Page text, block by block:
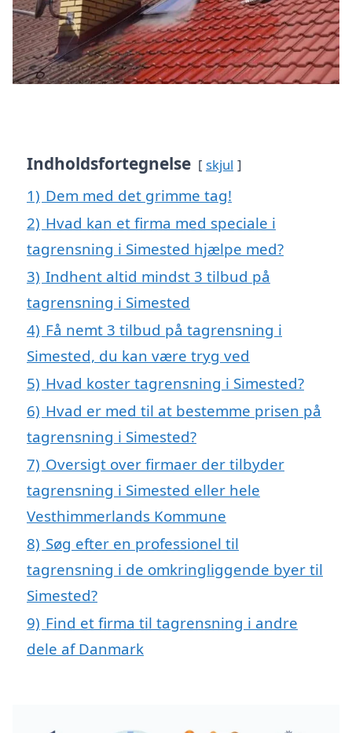
Indholdsfortegnelse skjul
1) Dem med det grimme tag!
2) Hvad kan et firma med speciale i
tagrensning i Simested hjælpe med?
3) Indhent altid mindst 3 tilbud på
tagrensning i Simested
4) Få nemt 3 tilbud på tagrensning i
Simested, du kan være tryg ved
5) Hvad koster tagrensning i Simested?
6) Hvad er med til at bestemme prisen på
tagrensning i Simested?
7) Oversigt over firmaer der tilbyder
tagrensning i Simested eller hele
Vesthimmerlands Kommune
8) Søg efter en professionel til
tagrensning i de omkringliggende byer til
Simested?
9) Find et firma til tagrensning i andre
dele af Danmark